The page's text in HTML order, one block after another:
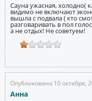
Сауна ужасная, холодно(
видимо не включают
вышла с подвала ( кто
разговаривать в пол
а не отдых! Не советуем!
Опубликовано 10 октября,
Анна